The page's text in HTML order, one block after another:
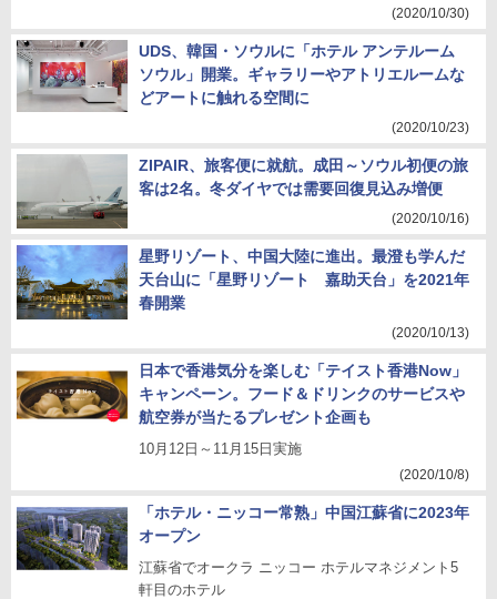
(2020/10/30)
UDS、韓国・ソウルに「ホテル アンテルーム
ソウル」開業。ギャラリーやアトリエルームな
どアートに触れる空間に
(2020/10/23)
ZIPAIR、旅客便に就航。成田～ソウル初便の旅
客は2名。冬ダイヤでは需要回復見込み増便
(2020/10/16)
星野リゾート、中国大陸に進出。最澄も学んだ
天台山に「星野リゾート 嘉助天台」を2021年
春開業
(2020/10/13)
日本で香港気分を楽しむ「テイスト香港Now」
キャンペーン。フード＆ドリンクのサービスや
航空券が当たるプレゼント企画も
10月12日～11月15日実施
(2020/10/8)
「ホテル・ニッコー常熟」中国江蘇省に2023年
オープン
江蘇省でオークラ ニッコー ホテルマネジメント5
軒目のホテル